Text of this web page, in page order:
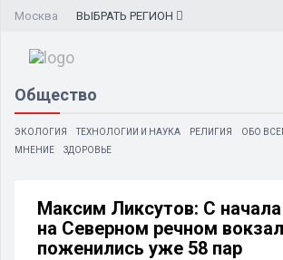
Москва ВЫБРАТЬ РЕГИОН
Общество
ЭКОЛОГИЯ ТЕХНОЛОГИИ И НАУКА РЕЛИГИЯ ОБО
МНЕНИЕ
ЗДОРОВЬЕ
Максим Ликсутов: С начала
на Северном речном
поженились уже 58 пар